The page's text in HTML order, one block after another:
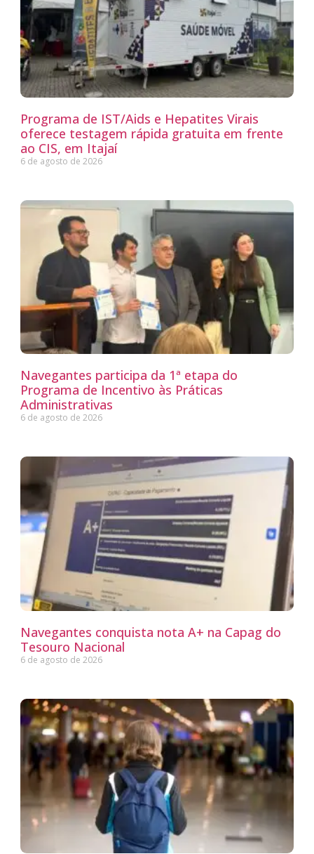
Programa de IST/Aids e Hepatites Virais
oferece testagem rápida gratuita em frente
ao CIS, em Itajaí
6 de agosto de 2026
Navegantes participa da 1ª etapa do
Programa de Incentivo às Práticas
Administrativas
6 de agosto de 2026
Navegantes conquista nota A+ na Capag do
Tesouro Nacional
6 de agosto de 2026